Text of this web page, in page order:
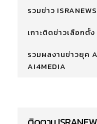
รวมข่าว ISRANEWS
เกาะติดข่าวเลือกตั้
รวมผลงานข่าวยุค
AI4MEDIA